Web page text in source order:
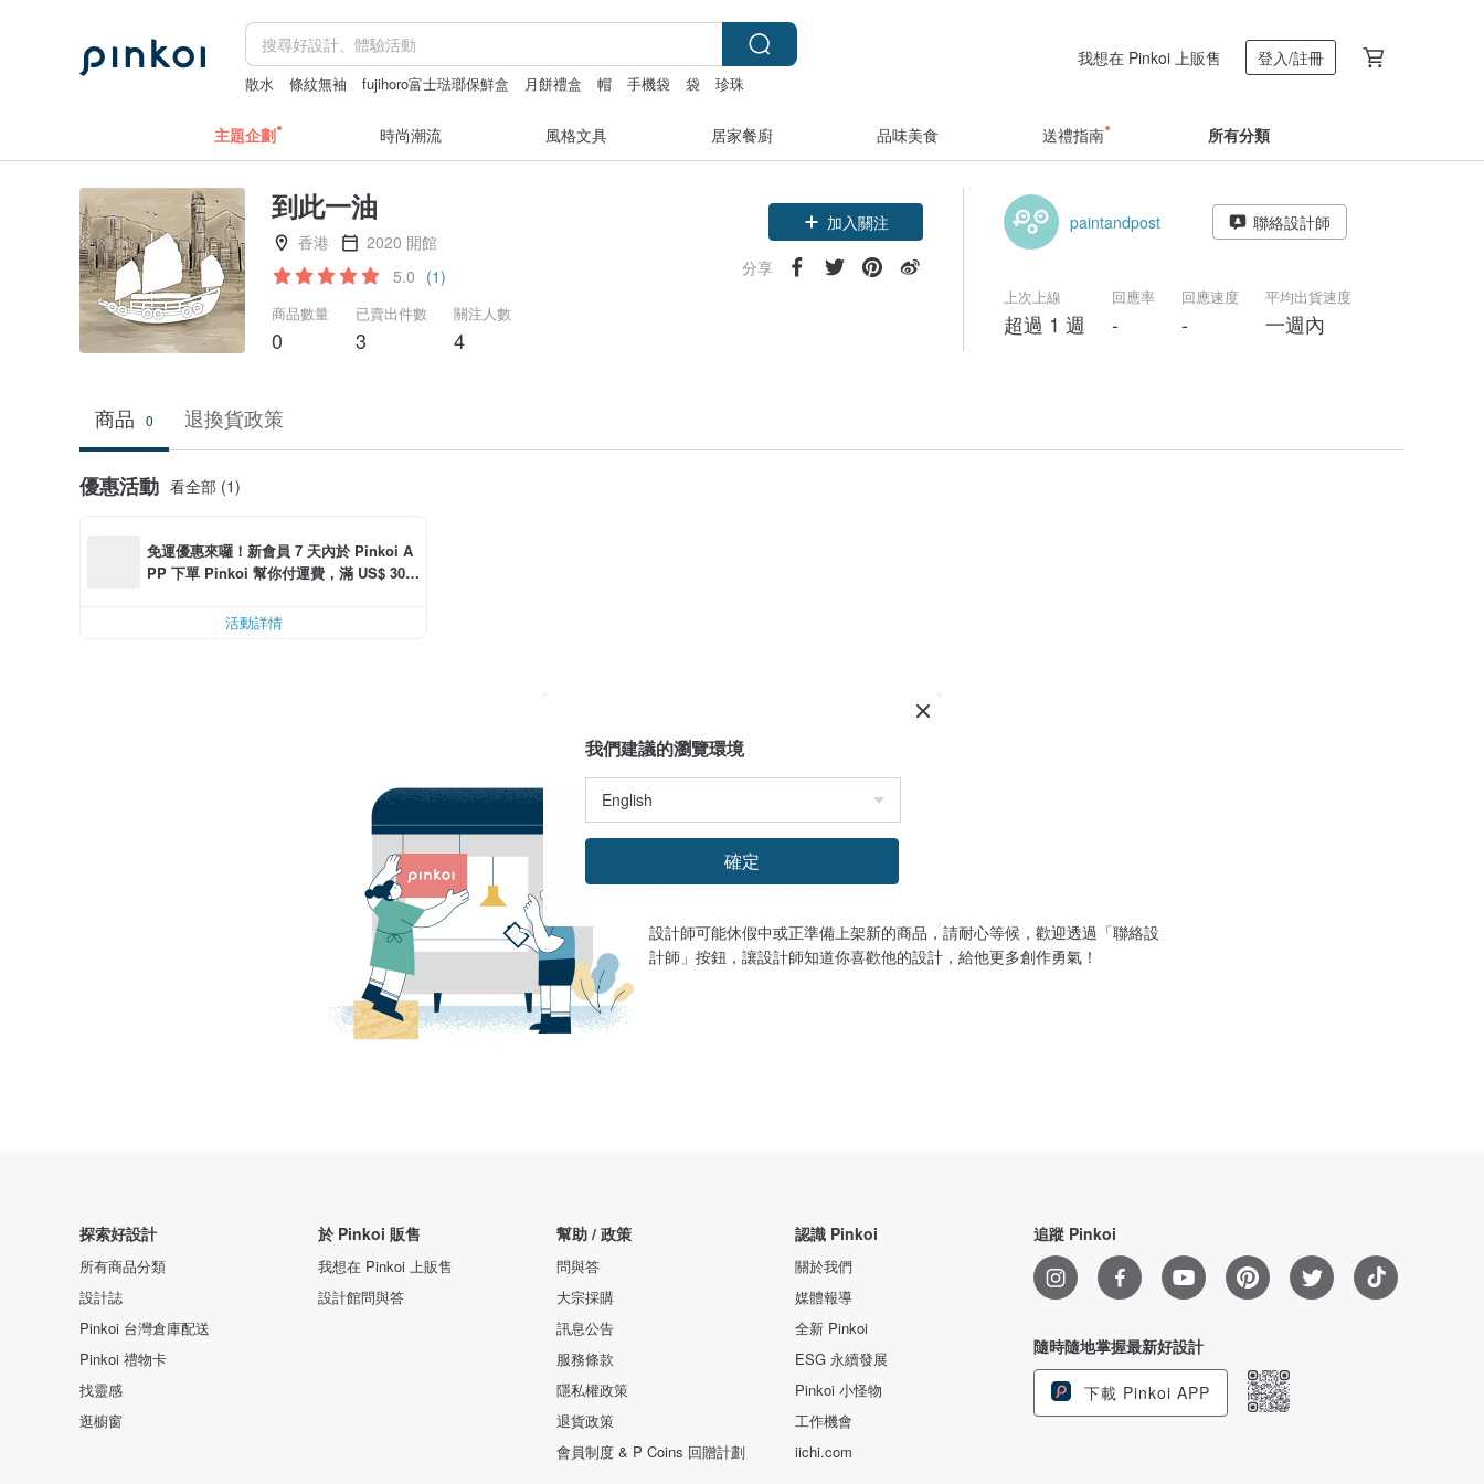
散水 條紋無袖 fujihoro富士琺瑯保鮮盒 月餅禮盒 帽 手機袋 袋 珍珠
我想在 Pinkoi 上販售 登入/註冊
主題企劃 時尚潮流 風格文具 居家餐廚 品味美食 送禮指南 所有分類
到此一油
香港
2020 開館
5.0 (1)
商品數量
0
已賣出件數
3
關注人數
4
加入關注
分享
paintandpost 聯絡設計師
上次上線
超過 1 週
回應率
-
回應速度
-
平均出貨速度
一週內
商品 0 退換貨政策
優惠活動 看全部 (1)
免運優惠來囉！新會員 7 天內於 Pinkoi A
PP 下單 Pinkoi 幫你付運費，滿 US$ 30.0
活動詳情
設計館目前沒有商品
設計師可能休假中或正準備上架新的商品，請耐心等候，歡迎透過「聯絡設
計師」按鈕，讓設計師知道你喜歡他的設計，給他更多創作勇氣！
探索好設計
所有商品分類
設計誌
Pinkoi 台灣倉庫配送
Pinkoi 禮物卡
找靈感
逛櫥窗
於 Pinkoi 販售
我想在 Pinkoi 上販售
設計館問與答
幫助 / 政策
問與答
大宗採購
訊息公告
服務條款
隱私權政策
退貨政策
會員制度 & P Coins 回贈計劃
認識 Pinkoi
關於我們
媒體報導
全新 Pinkoi
ESG 永續發展
Pinkoi 小怪物
工作機會
iichi.com
追蹤 Pinkoi
隨時隨地掌握最新好設計
下載 Pinkoi APP
我們建議的瀏覽環境
確定